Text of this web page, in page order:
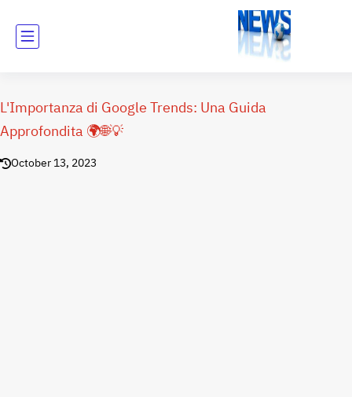
L'Importanza di Google Trends: Una Guida
Approfondita 🌍🌐💡
October 13, 2023